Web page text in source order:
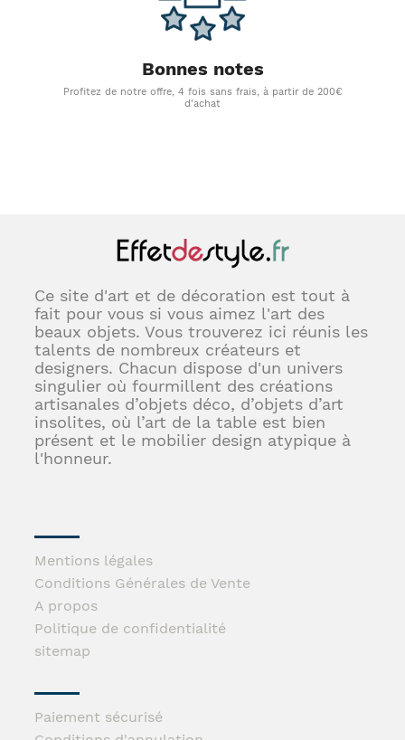
Bonnes notes
Profitez de notre offre, 4 fois sans frais, à partir de 200€
d'achat
Ce site d'art et de décoration est tout à
fait pour vous si vous aimez l'art des
beaux objets. Vous trouverez ici réunis les
talents de nombreux créateurs et
designers. Chacun dispose d'un univers
singulier où fourmillent des créations
artisanales d’objets déco, d’objets d’art
insolites, où l’art de la table est bien
présent et le mobilier design atypique à
l'honneur.
Mentions légales
Conditions Générales de Vente
A propos
Politique de confidentialité
sitemap
Paiement sécurisé